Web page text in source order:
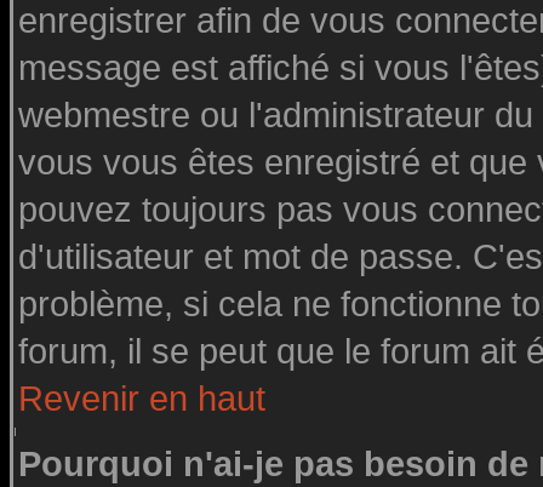
enregistrer afin de vous
message est affiché si vous
webmestre ou l'administrateur
vous vous êtes enregistré et
pouvez toujours pas vous
d'utilisateur et mot de passe.
problème, si cela ne fonctionne
forum, il se peut que le forum ait
Revenir en haut
Pourquoi n'ai-je pas besoin